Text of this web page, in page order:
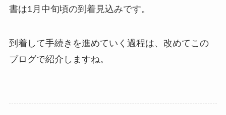
書は1月中旬頃の到着見込みです。
到着して手続きを進めていく過程は、改めてこの
ブログで紹介しますね。